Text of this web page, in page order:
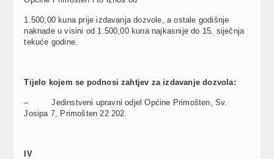
1.500,00 kuna prije izdavanja dozvole, a ostale godišnje
naknade u visini od 1.500,00 kuna najkasnije do 15. siječnja
tekuće godine.
Tijelo kojem se podnosi zahtjev za izdavanje dozvola:
– Jedinstveni upravni odjel Općine Primošten, Sv.
Josipa 7, Primošten 22 202.
IV